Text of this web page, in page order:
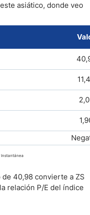
asiático, donde veo
Instantánea
40,98 convierte a ZS
relación P/E del índice